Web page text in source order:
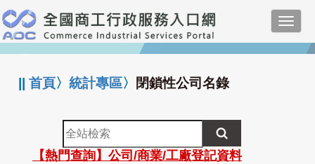
跳
到
主
要
:::
||首頁〉統計專區〉 閉鎖性公司名錄
全
站
檢
【熱門查詢】公司/商業/工廠登記資料